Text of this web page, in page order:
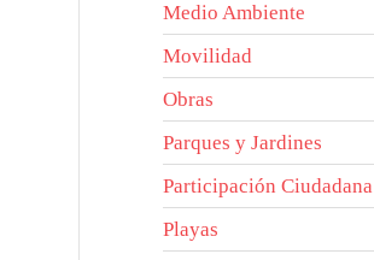
Medio Ambiente
Movilidad
Obras
Parques y Jardines
Participación Ciudadana
Playas